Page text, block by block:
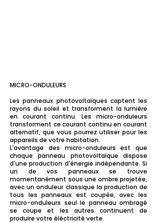
MICRO-ONDULEURS
Les panneaux photovoltaïques captent les
rayons du soleil et transforment la lumière
en courant continu. Les micro-onduleurs
transforment ce courant continu en courant
alternatif, que vous pourrez utiliser pour les
appareils de votre habitation.
L'avantage des micro-onduleurs est que
chaque panneau photovoltaïque dispose
d'une production d'énergie indépendante. Si
un de vos panneaux se trouve
momentanément sous une ombre projetée,
avec un onduleur classique la production de
tous les panneaux est coupée, avec les
micro-onduleurs seul le panneau ombragé
se coupe et les autres continuent de
produire votre éléctricité verte.